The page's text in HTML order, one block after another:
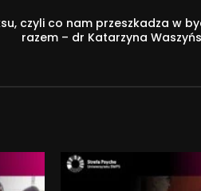
czyli co nam przeszkadza w
razem – dr Katarzyna